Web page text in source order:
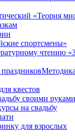
«Теория
спортсмены»
чтению
квестов
своими руками
на свадьбу
для взрослых